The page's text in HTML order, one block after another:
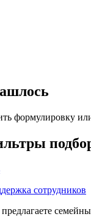
формулировку
сотрудников